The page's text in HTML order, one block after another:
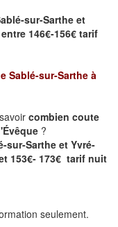
sur-Sarthe et
146€-156€ tarif
Sablé-sur-Sarthe à
combien coute
?
sur-Sarthe et Yvré-
153€- 173€ tarif nuit
seulement.